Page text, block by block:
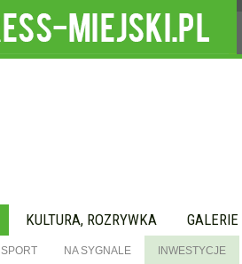
KULTURA, ROZRYWKA GALERIE
SPORT NA SYGNALE INWESTYCJE